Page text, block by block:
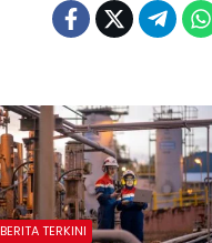
BERITA TERKINI